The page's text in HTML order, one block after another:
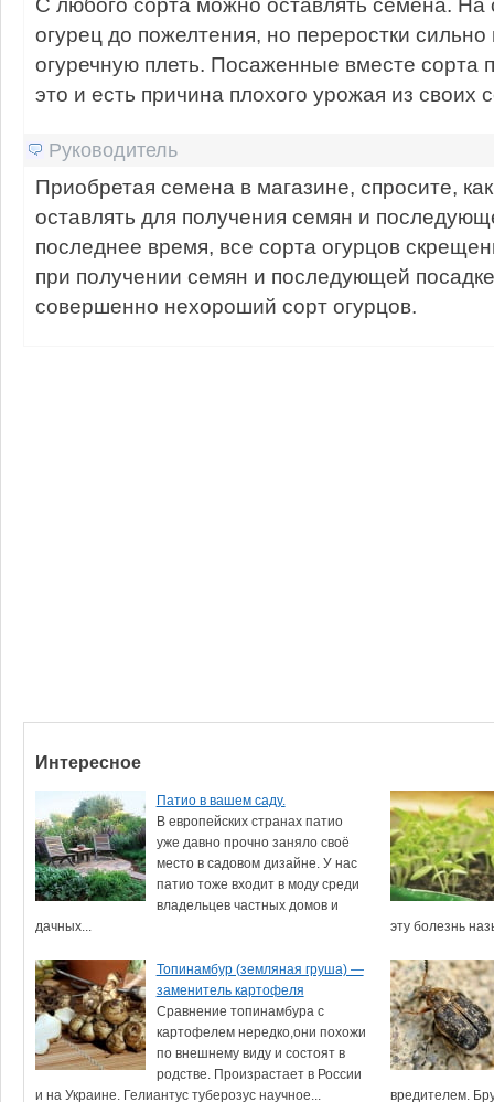
огурец до пожелтения, но переростки
огуречную плеть. Посаженные вместе сорта
это и есть причина плохого урожая из своих
Руководитель
Приобретая семена в магазине, спросите,
оставлять для получения семян и
последнее время, все сорта огурцов
при получении семян и последующей
совершенно нехороший сорт огурцов.
Интересное
Патио в вашем саду.
В европейских странах патио
уже давно прочно заняло своё
место в садовом дизайне. У нас
патио тоже входит в моду среди
владельцев частных домов и
дачных...
эту болезнь
Топинамбур (земляная груша) —
заменитель картофеля
Сравнение топинамбура с
картофелем нередко,они похожи
по внешнему виду и состоят в
родстве. Произрастает в России
и на Украине. Гелиантус туберозус научное...
вредителем.